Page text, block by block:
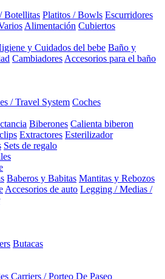
Botellitas Platitos / Bowls Escurridores
Alimentación Cubiertos
y Cuidados del bebe Baño y
Cambiadores Accesorios para el baño
/ Travel System Coches
Biberones Calienta biberon
Extractores Esterilizador
Sets de regalo
Baberos y Babitas Mantitas y Rebozos
Accesorios de auto Legging / Medias /
Butacas
Carriers / Porteo De Paseo